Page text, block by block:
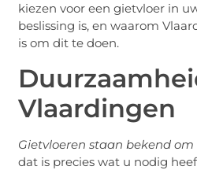
kiezen voor een gietvloer in
beslissing is, en waarom
is om dit te doen.
Vlaardingen
Gietvloeren staan bekend
dat is precies wat u nodig